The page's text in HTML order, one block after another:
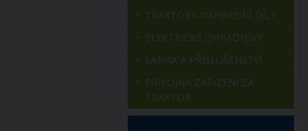
TRAKTORY-NÁHRADNÍ DÍLY
ELEKTRICKÉ OHRADNÍKY
LANKA A PŘÍSLUŠENSTVÍ
PŘÍPOJNÁ ZAŘÍZENÍ ZA
TRAKTOR